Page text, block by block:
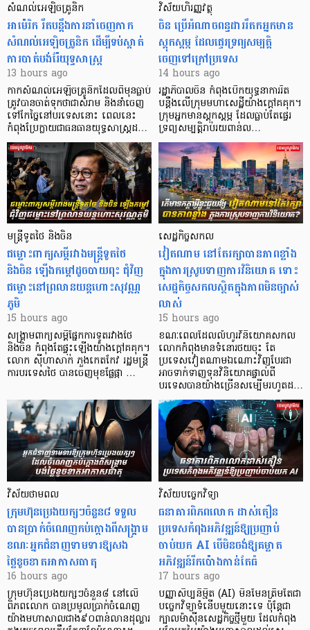
សំណល់អេឡិចត្រូនិក
អាម៉េរិក រឹតបន្តឹងការនាំចេញកាក
សំណល់អេឡិចត្រូនិក ដើម្បីទប់ស្កាត់
ការបាត់បង់រ៉ែយុទ្ធសាស្ត្រ
13 hours ago
កាក​សំណល់​អេឡិច​ត្រូនិកដែល​ពីមុនធ្លាប់​
ត្រូវបានចាត់ទុកថាជាសំរាម និងនាំចេញ
ទៅកែច្នៃនៅបរទេស​នោះ ពេលនេះ
កំពុងប្រែក្លាយជាធនធានយុទ្ធសាស្ត្រដ…
វិស័យហិរញ្ញវត្ថុ
ចិន ប្រើ​អំណាចពន្ធដាររឹតកអ្នកមាន
ស្ដុកស្ដម្ភ ដែលផ្ទេរទ្រព្យសម្បត្តិ
ចេញទៅក្រៅប្រទេស
14 hours ago
រដ្ឋាភិបាលចិន កំពុងបើកយុទ្ធនាការរឹត
បន្តឹងលើក្រុមមហាសេដ្ឋី​យ៉ាង​ក្ដៅគគុក។
​ក្រុមអ្នកមានស្ដុកស្ដម្ភ ដែល​ធ្លាប់​តែផ្ទេរ
ទ្រព្យសម្បត្តិរាប់រយពាន់ល…
មន្ត្រីទូតថៃ និងចិន
ជម្លោះពាក្យសម្តីរវាងមន្ត្រីទូតថៃ
និងចិន ឡើងកម្ដៅដូចបាយពុះ ជុំវិញ
ជម្លោះនៅព្រលានយន្តហោះសុវណ្ណ
ភូមិ
15 hours ago
សង្គ្រាមពាក្យសម្តីផ្នែកការទូតរវាងថៃ
និងចិន កំពុងតែផ្ទុះឡើងយ៉ាងក្តៅគគុក។
លោក ស៊ីហាសាក់ ភួងកេតកែវ រដ្ឋមន្ត្រី
ការបរទេសថៃ បានចេញមុខផ្លែផ្កា …
សេដ្ឋកិច្ចសកល
វៀតណាម នៅតែរក្សាបានភាពខ្លាំង
ក្នុងការស្រូបទាញការវិនិយោគ​ ទោះ
សេដ្ឋកិច្ចសកលស្ថិតក្នុងភាពមិនច្បាស់
លាស់
15 hours ago
ខណៈពេលដែលលំហូរវិនិយោគសកល
លោកកំពុងមានទំនោរថយចុះ តែ
ប្រទេសវៀតណាមឯណោះវិញបែរជា
អាចទាក់ទាញទុនវិនិយោគផ្ទាល់ពី
បរទេសបានយ៉ាងច្រើនសម្បើមរហូតដ…
វិស័យថាមពល
ក្រុមហ៊ុនប្រេងយក្សៗចំនួន៨ ទទួល
បានប្រាក់ចំណេញកប់ក្តោងពីសង្គ្រាម
ខណៈអ្នកជំនាញទាមទារឱ្យសង
ថ្លៃខូចខាតអាកាសធាតុ
16 hours ago
ក្រុមហ៊ុនប្រេងយក្សៗចំនួន៨ នៅលើ
ពិភពលោក បានប្រមូលប្រាក់ចំណេញ
យ៉ាងមហាសាលជាង៩០ពាន់លានដុល្លារ
វិស័យបច្ចេកវិទ្យា
ធនាគារពិភពលោក ដាស់តឿន
ប្រទេសកំពុងអភិវឌ្ឍន៍ឱ្យប្រញាប់
ចាប់យក AI បើមិនចង់ឱ្យគម្លាត
អភិវឌ្ឍន៍រីកប៉ោងកាន់តែធំ
17 hours ago
បញ្ញាសិប្បនិម្មិត (AI) មិនមែនត្រឹមតែជា
បច្ចេកវិទ្យាទំនើបមួយនោះទេ ប៉ុន្តែជា
ក្បាលម៉ាស៊ីនសេដ្ឋកិច្ចថ្មីមួយ ដែលកំពុង